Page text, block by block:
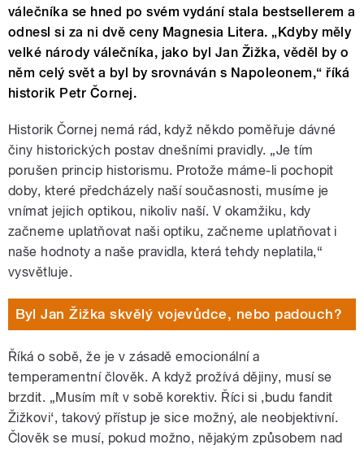
válečníka se hned po svém vydání stala bestsellerem a
odnesl si za ni dvě ceny Magnesia Litera. „Kdyby měly
velké národy válečníka, jako byl Jan Žižka, věděl by o
něm celý svět a byl by srovnáván s Napoleonem,“ říká
historik Petr Čornej.
Historik Čornej nemá rád, když někdo poměřuje dávné
činy historických postav dnešními pravidly. „Je tím
porušen princip historismu. Protože máme-li pochopit
doby, které předcházely naší současnosti, musíme je
vnímat jejich optikou, nikoliv naší. V okamžiku, kdy
začneme uplatňovat naši optiku, začneme uplatňovat i
naše hodnoty a naše pravidla, která tehdy neplatila,“
vysvětluje.
Byl Jan Žižka skvělý vojevůdce, nebo padouch?
Říká o sobě, že je v zásadě emocionální a
temperamentní člověk. A když prožívá dějiny, musí se
brzdit. „Musím mít v sobě korektiv. Říci si ‚budu fandit
Žižkovi‘, takový přístup je sice možný, ale neobjektivní.
Člověk se musí, pokud možno, nějakým způsobem nad